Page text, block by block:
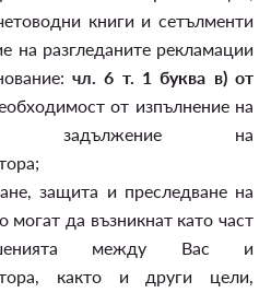
книги и сетълменти
на разгледаните рекламации
чл. 6 т. 1 буква в) от
от изпълнение на
задължение на
защита и преследване на
могат да възникнат като част
между Вас и
както и други цели,